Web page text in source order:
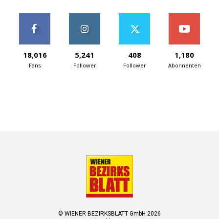
18,016
Fans
5,241
Follower
408
Follower
1,180
Abonnenten
© WIENER BEZIRKSBLATT GmbH 2026